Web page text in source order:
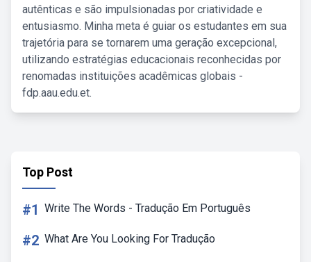
autênticas e são impulsionadas por criatividade e
entusiasmo. Minha meta é guiar os estudantes em sua
trajetória para se tornarem uma geração excepcional,
utilizando estratégias educacionais reconhecidas por
renomadas instituições acadêmicas globais -
fdp.aau.edu.et.
Top Post
#1 Write The Words - Tradução Em Português
#2 What Are You Looking For Tradução